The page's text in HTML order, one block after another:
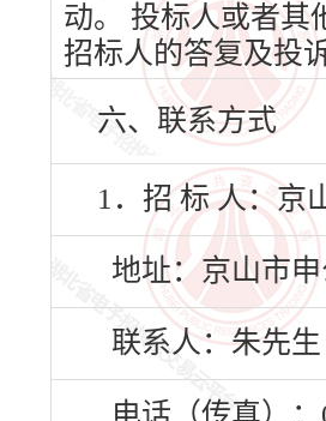
动。 投标人或者其
招标人的答复及投
六、联系方式
1．招 标 人：京
地址：京山市
联系人：朱先生
电话（传真）：